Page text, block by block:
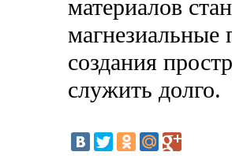
материалов
создания
служить долго.